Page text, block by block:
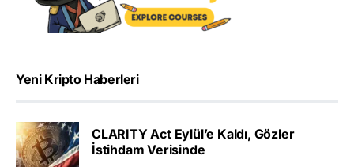
Yeni Kripto Haberleri
CLARITY Act Eylül’e Kaldı, Gözler
İstihdam Verisinde